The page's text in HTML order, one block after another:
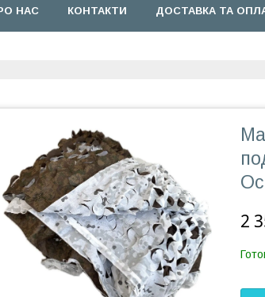
НАС КОНТАКТИ ДОСТАВКА ТА
2